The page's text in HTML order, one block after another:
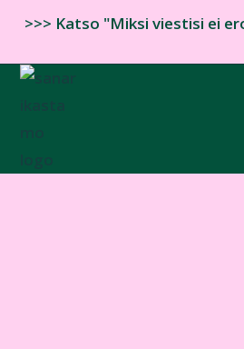
>>> Katso "Miksi viestisi ei